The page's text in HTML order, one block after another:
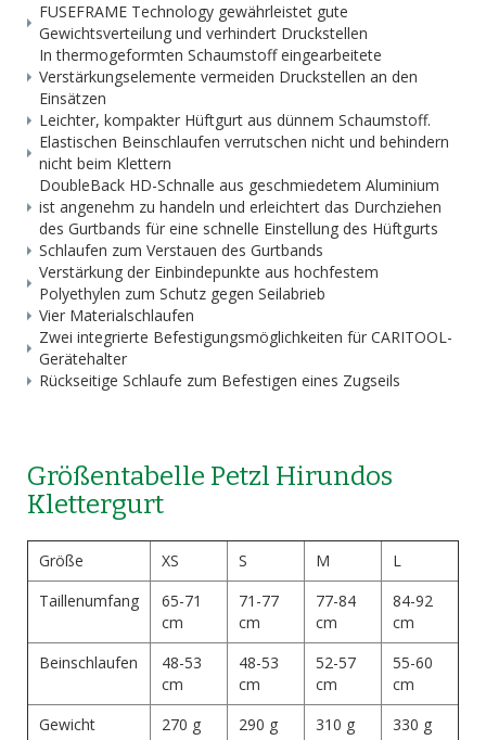
FUSEFRAME Technology gewährleistet gute
Gewichtsverteilung und verhindert Druckstellen
In thermogeformten Schaumstoff eingearbeitete
Verstärkungselemente vermeiden Druckstellen an den
Einsätzen
Leichter, kompakter Hüftgurt aus dünnem Schaumstoff.
Elastischen Beinschlaufen verrutschen nicht und behindern
nicht beim Klettern
DoubleBack HD-Schnalle aus geschmiedetem Aluminium
ist angenehm zu handeln und erleichtert das Durchziehen
des Gurtbands für eine schnelle Einstellung des Hüftgurts
Schlaufen zum Verstauen des Gurtbands
Verstärkung der Einbindepunkte aus hochfestem
Polyethylen zum Schutz gegen Seilabrieb
Vier Materialschlaufen
Zwei integrierte Befestigungsmöglichkeiten für CARITOOL-
Gerätehalter
Rückseitige Schlaufe zum Befestigen eines Zugseils
Größentabelle Petzl Hirundos
Klettergurt
Größe XS S M
L
Taillenumfang
65-71
cm
71-77
cm
77-84
cm
84-92
cm
Beinschlaufen
48-53
cm
48-53
cm
52-57
cm
55-60
cm
Gewicht
270 g 290 g 310 g 330 g